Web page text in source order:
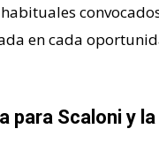
en cada
para Scaloni y